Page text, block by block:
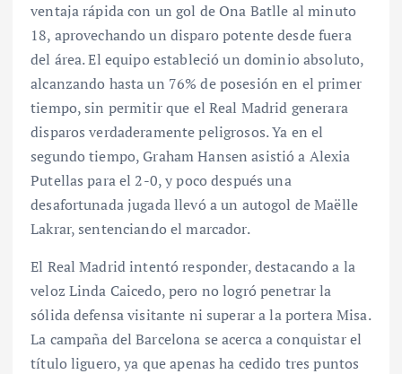
ventaja rápida con un gol de Ona Batlle al minuto
18, aprovechando un disparo potente desde fuera
del área. El equipo estableció un dominio absoluto,
alcanzando hasta un 76% de posesión en el primer
tiempo, sin permitir que el Real Madrid generara
disparos verdaderamente peligrosos. Ya en el
segundo tiempo, Graham Hansen asistió a Alexia
Putellas para el 2-0, y poco después una
desafortunada jugada llevó a un autogol de Maëlle
Lakrar, sentenciando el marcador.
El Real Madrid intentó responder, destacando a la
veloz Linda Caicedo, pero no logró penetrar la
sólida defensa visitante ni superar a la portera Misa.
La campaña del Barcelona se acerca a conquistar el
título liguero, ya que apenas ha cedido tres puntos